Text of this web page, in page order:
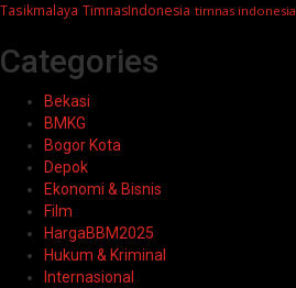
Tasikmalaya TimnasIndonesia timnas indonesia
Categories
Bekasi
BMKG
Bogor Kota
Depok
Ekonomi & Bisnis
Film
HargaBBM2025
Hukum & Kriminal
Internasional